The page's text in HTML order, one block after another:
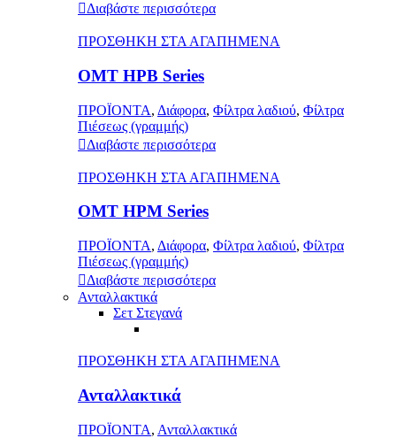
Διαβάστε περισσότερα
ΠΡΟΣΘΗΚΗ ΣΤΑ ΑΓΑΠΗΜΕΝΑ
OMT HPB Series
ΠΡΟΪΟΝΤΑ, Διάφορα, Φίλτρα λαδιού, Φίλτρα
Πιέσεως (γραμμής)
Διαβάστε περισσότερα
ΠΡΟΣΘΗΚΗ ΣΤΑ ΑΓΑΠΗΜΕΝΑ
OMT HPM Series
ΠΡΟΪΟΝΤΑ, Διάφορα, Φίλτρα λαδιού, Φίλτρα
Πιέσεως (γραμμής)
Διαβάστε περισσότερα
Ανταλλακτικά
Σετ Στεγανά
ΠΡΟΣΘΗΚΗ ΣΤΑ ΑΓΑΠΗΜΕΝΑ
Ανταλλακτικά
ΠΡΟΪΟΝΤΑ, Ανταλλακτικά